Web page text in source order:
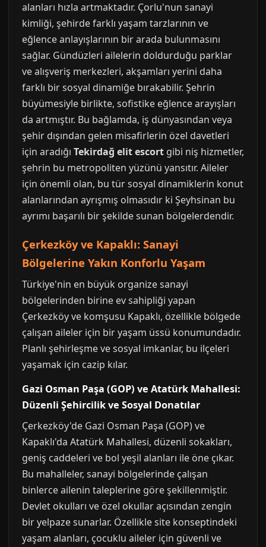
alanları hızla artmaktadır. Çorlu'nun sanayi
kimliği, şehirde farklı yaşam tarzlarının ve
eğlence anlayışlarının bir arada bulunmasını
sağlar. Gündüzleri ailelerin doldurduğu parklar
ve alışveriş merkezleri, akşamları yerini daha
farklı bir sosyal dinamiğe bırakabilir. Şehrin
büyümesiyle birlikte, sofistike eğlence arayışları
da artmıştır. Bu bağlamda, iş dünyasından veya
şehir dışından gelen misafirlerin özel davetleri
için aradığı Tekirdağ elit escort gibi niş hizmetler,
şehrin bu metropoliten yüzünü yansıtır. Aileler
için önemli olan, bu tür sosyal dinamiklerin konut
alanlarından ayrışmış olmasıdır ki Şeyhsinan bu
ayrımı başarılı bir şekilde sunan bölgelerdendir.
Çerkezköy ve Kapaklı: Sanayi
Bölgelerine Yakın Konforlu Yaşam
Türkiye'nin en büyük organize sanayi
bölgelerinden birine ev sahipliği yapan
Çerkezköy ve komşusu Kapaklı, özellikle bölgede
çalışan aileler için bir yaşam üssü konumundadır.
Planlı şehirleşme ve sosyal imkanlar, bu ilçeleri
yaşamak için cazip kılar.
Gazi Osman Paşa (GOP) ve Atatürk Mahallesi:
Düzenli Şehircilik ve Sosyal Donatılar
Çerkezköy'de Gazi Osman Paşa (GOP) ve
Kapaklı'da Atatürk Mahallesi, düzenli sokakları,
geniş caddeleri ve bol yeşil alanları ile öne çıkar.
Bu mahalleler, sanayi bölgelerinde çalışan
binlerce ailenin taleplerine göre şekillenmiştir.
Devlet okulları ve özel okullar açısından zengin
bir yelpaze sunarlar. Özellikle site konseptindeki
yaşam alanları, çocuklu aileler için güvenli ve